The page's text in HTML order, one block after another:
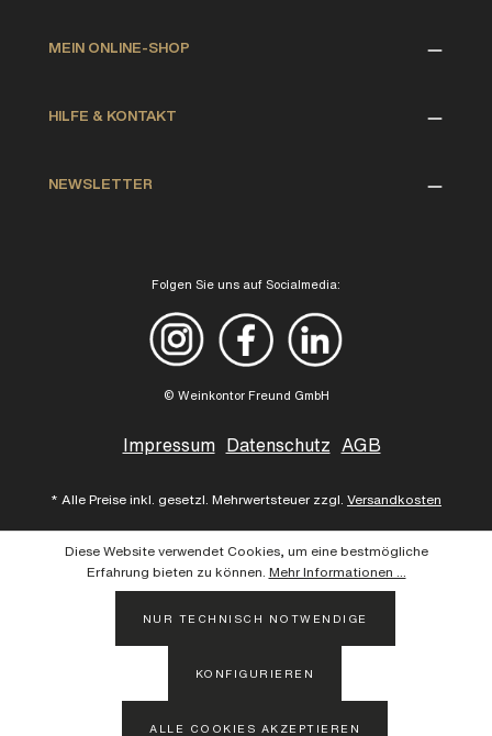
MEIN ONLINE-SHOP
HILFE & KONTAKT
NEWSLETTER
Folgen Sie uns auf Socialmedia:
© Weinkontor Freund GmbH
Impressum Datenschutz AGB
* Alle Preise inkl. gesetzl. Mehrwertsteuer zzgl. Versandkosten
Diese Website verwendet Cookies, um eine bestmögliche
Erfahrung bieten zu können. Mehr Informationen ...
NUR TECHNISCH NOTWENDIGE
KONFIGURIEREN
ALLE COOKIES AKZEPTIEREN